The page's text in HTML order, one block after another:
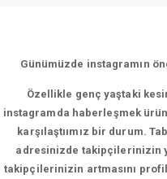
Günümüzde instagramın
Özellikle genç yaştaki
instagramda haberleşmek
karşılaştıımız bir durum.
adresinizde takipçilerinizin
takipçilerinizin artmasını